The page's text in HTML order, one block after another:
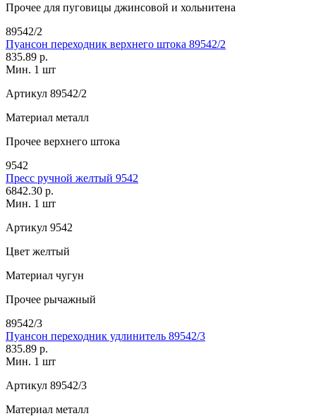
Прочее для пуговицы джинсовой и хольнитена
89542/2
Пуансон переходник верхнего штока 89542/2
835.89 р.
Мин. 1 шт
Артикул 89542/2
Материал металл
Прочее верхнего штока
9542
Пресс ручной желтый 9542
6842.30 р.
Мин. 1 шт
Артикул 9542
Цвет желтый
Материал чугун
Прочее рычажный
89542/3
Пуансон переходник удлинитель 89542/3
835.89 р.
Мин. 1 шт
Артикул 89542/3
Материал металл